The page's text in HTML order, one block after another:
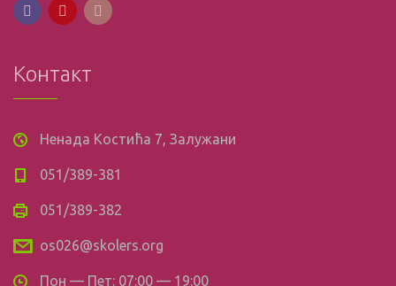
Контакт
Ненада Костића 7, Залужани
051/389-381
051/389-382
os026@skolers.org
Пон — Пет: 07:00 — 19:00